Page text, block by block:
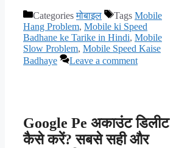
Categoriesमोबाइल Tags Mobile
Hang Problem, Mobile ki Speed
Badhane ke Tarike in Hindi, Mobile
Slow Problem, Mobile Speed Kaise
Badhaye
Leave a comment
Google Pe अकाउंट डिलीट
कैसे करें? सबसे सही और